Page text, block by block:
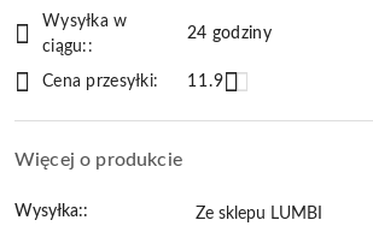
i
dostawa
Wysyłka w
ciągu::
24 godziny
Cena przesyłki: 11.9
Więcej o produkcie
Wysyłka:: Ze sklepu LUMBI